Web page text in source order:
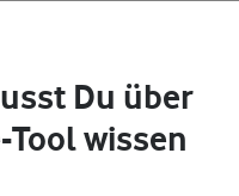
Du über
wissen